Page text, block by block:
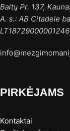
Baltų Pr. 137,
A. s.: AB Citadele
PIRKĖJAMS
Kontaktai